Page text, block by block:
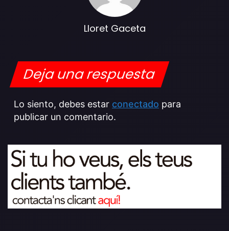
Lloret Gaceta
Deja una respuesta
Lo siento, debes estar conectado para
publicar un comentario.